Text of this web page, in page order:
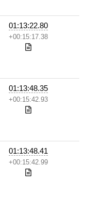
01:13:22.80
+00:15:17.38
01:13:48.35
+00:15:42.93
01:13:48.41
+00:15:42.99